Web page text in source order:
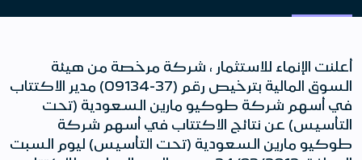
أعلنت الإنماء للاستثمار ، شركة مرخصة من هيئة
السوق المالية بترخيص رقم (37-09134) مدير الاكتتاب
في أسهم شركة طوكيو مارين السعودية (تحت
التأسيس) عن نتائج الاكتتاب في أسهم شركة
طوكيو مارين السعودية (تحت التأسيس) ليوم السبت